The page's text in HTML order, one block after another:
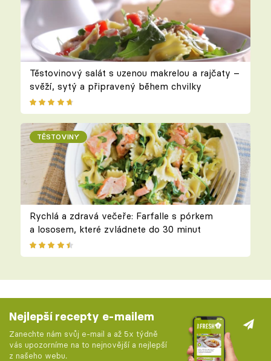
Těstovinový salát s uzenou makrelou a rajčaty –
svěží, sytý a připravený během chvilky
TĚSTOVINY
Rychlá a zdravá večeře: Farfalle s pórkem
a lososem, které zvládnete do 30 minut
Nejlepší recepty e-mailem
Zanechte nám svůj e-mail a až 5x týdně
vás upozorníme na to nejnovější a nejlepší
z našeho webu.